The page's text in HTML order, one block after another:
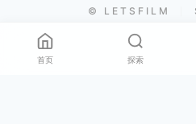
© LETSFILM
首页 探索